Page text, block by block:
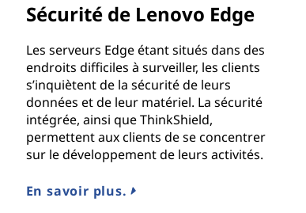
Sécurité de Lenovo Edge
Les serveurs Edge étant situés dans des
endroits difficiles à surveiller, les clients
s’inquiètent de la sécurité de leurs
données et de leur matériel. La sécurité
intégrée, ainsi que ThinkShield,
permettent aux clients de se concentrer
sur le développement de leurs activités.
En savoir plus.